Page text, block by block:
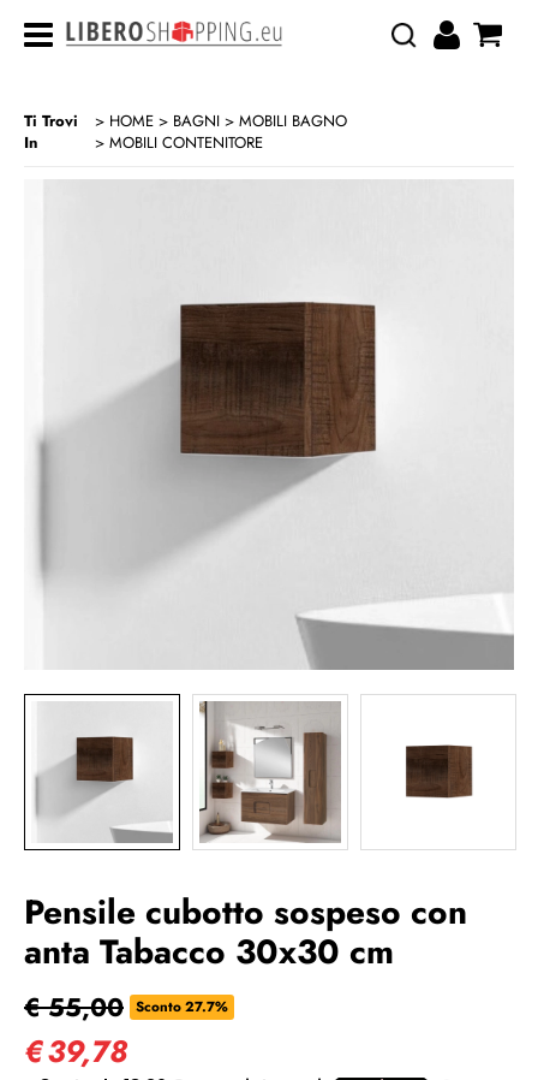
Ti Trovi
In
HOME BAGNI
MOBILI BAGNO
MOBILI CONTENITORE
Pensile cubotto sospeso con
anta Tabacco 30x30 cm
€ 55,00 Sconto 27.7%
€39,78